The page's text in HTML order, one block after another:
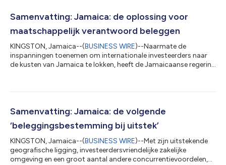
Samenvatting: Jamaica: de oplossing voor
maatschappelijk verantwoord beleggen
KINGSTON, Jamaica--(BUSINESS WIRE)--Naarmate de
inspanningen toenemen om internationale investeerders naar
de kusten van Jamaica te lokken, heeft de Jamaicaanse regering
tweedaagse ‘Invest Jamaica – the Nearshore Delivery Hub of the
Bay zal worden gehouden, zal Jamaica blijven positioneren als
de volgende wereldwijde ‘investerin...
Samenvatting: Jamaica: de volgende
‘beleggingsbestemming bij uitstek’
KINGSTON, Jamaica--(BUSINESS WIRE)--Met zijn uitstekende
geografische ligging, investeerdersvriendelijke zakelijke
omgeving en een groot aantal andere concurrentievoordelen,